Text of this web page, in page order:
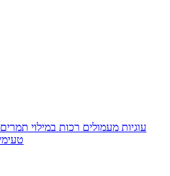
עוגיות מעמולים רכות במילוי